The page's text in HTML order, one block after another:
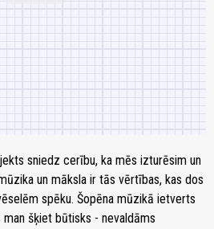
sniedz cerību, ka mēs izturēsim un
un māksla ir tās vērtības, kas dos
spēku. Šopēna mūzikā ietverts
man šķiet būtisks - nevaldāms